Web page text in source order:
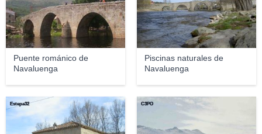
Puente románico de
Navaluenga
Piscinas naturales de
Navaluenga
Estepa32 C3PO